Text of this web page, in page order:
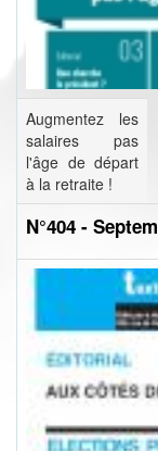
Augmentez les
salaires pas
l'âge de départ
à la retraite !
N°404 -